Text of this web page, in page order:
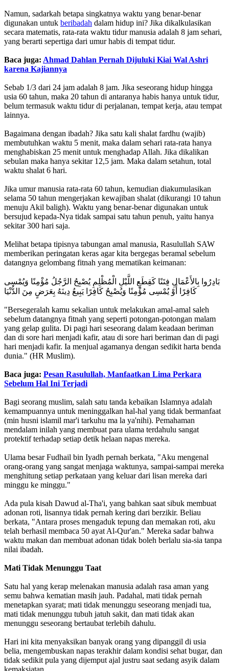
‎Namun, sadarkah betapa singkatnya waktu yang benar-benar
digunakan untuk beribadah dalam hidup ini? Jika dikalkulasikan
secara matematis, rata-rata waktu tidur manusia adalah 8 jam sehari,
yang berarti sepertiga dari umur habis di tempat tidur.
Baca juga: Ahmad Dahlan Pernah Dijuluki Kiai Wal Ashri
karena Kajiannya
‎Sebab 1/3 dari 24 jam adalah 8 jam. Jika seseorang hidup hingga
usia 60 tahun, maka 20 tahun di antaranya habis hanya untuk tidur,
belum termasuk waktu tidur di perjalanan, tempat kerja, atau tempat
lainnya.
‎Bagaimana dengan ibadah? Jika satu kali shalat fardhu (wajib)
membutuhkan waktu 5 menit, maka dalam sehari rata-rata hanya
menghabiskan 25 menit untuk menghadap Allah. Jika dikalikan
sebulan maka hanya sekitar 12,5 jam. Maka dalam setahun, total
waktu shalat 6 hari.
‎Jika umur manusia rata-rata 60 tahun, kemudian diakumulasikan
selama 50 tahun mengerjakan kewajiban shalat (dikurangi 10 tahun
menuju Akil baligh). Waktu yang benar-benar digunakan untuk
bersujud kepada-Nya tidak sampai satu tahun penuh, yaitu hanya
sekitar 300 hari saja.
‎Melihat betapa tipisnya tabungan amal manusia, Rasulullah SAW
memberikan peringatan keras agar kita bergegas beramal sebelum
datangnya gelombang fitnah yang mematikan keimanan:
كَافِرًا أَوْ يُمْسِى مُؤْمِنًا وَيُصْبِحُ كَافِرًا يَبِيعُ دِينَهُ بِعَرَضٍ مِنَ الدُّنْيَا
‎"Bersegeralah kamu sekalian untuk melakukan amal-amal saleh
sebelum datangnya fitnah yang seperti potongan-potongan malam
yang gelap gulita. Di pagi hari seseorang dalam keadaan beriman
dan di sore hari menjadi kafir, atau di sore hari beriman dan di pagi
hari menjadi kafir. Ia menjual agamanya dengan sedikit harta benda
dunia." (HR Muslim).
Baca juga: Pesan Rasulullah, Manfaatkan Lima Perkara
Sebelum Hal Ini Terjadi
‎Bagi seorang muslim, salah satu tanda kebaikan Islamnya adalah
kemampuannya untuk meninggalkan hal-hal yang tidak bermanfaat
(min husni islamil mar'i tarkuhu ma la ya'nihi). Pemahaman
mendalam inilah yang membuat para ulama terdahulu sangat
protektif terhadap setiap detik helaan napas mereka.
‎Ulama besar Fudhail bin Iyadh pernah berkata, "Aku mengenal
orang-orang yang sangat menjaga waktunya, sampai-sampai mereka
menghitung setiap perkataan yang keluar dari lisan mereka dari
minggu ke minggu."
‎Ada pula kisah Dawud al-Tha'i, yang bahkan saat sibuk membuat
adonan roti, lisannya tidak pernah kering dari berzikir. Beliau
berkata, "Antara proses mengaduk tepung dan memakan roti, aku
telah berhasil membaca 50 ayat Al-Qur'an." Mereka sadar bahwa
waktu makan dan membuat adonan tidak boleh berlalu sia-sia tanpa
nilai ibadah.
‎Mati Tidak Menunggu Taat
‎Satu hal yang kerap melenakan manusia adalah rasa aman yang
semu bahwa kematian masih jauh. Padahal, mati tidak pernah
menetapkan syarat; mati tidak menunggu seseorang menjadi tua,
mati tidak menunggu tubuh jatuh sakit, dan mati tidak akan
menunggu seseorang bertaubat terlebih dahulu.
‎Hari ini kita menyaksikan banyak orang yang dipanggil di usia
belia, mengembuskan napas terakhir dalam kondisi sehat bugar, dan
tidak sedikit pula yang dijemput ajal justru saat sedang asyik dalam
kemaksiatan.